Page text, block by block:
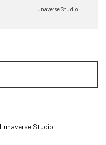
Lunaverse Studio
Lunaverse Studio